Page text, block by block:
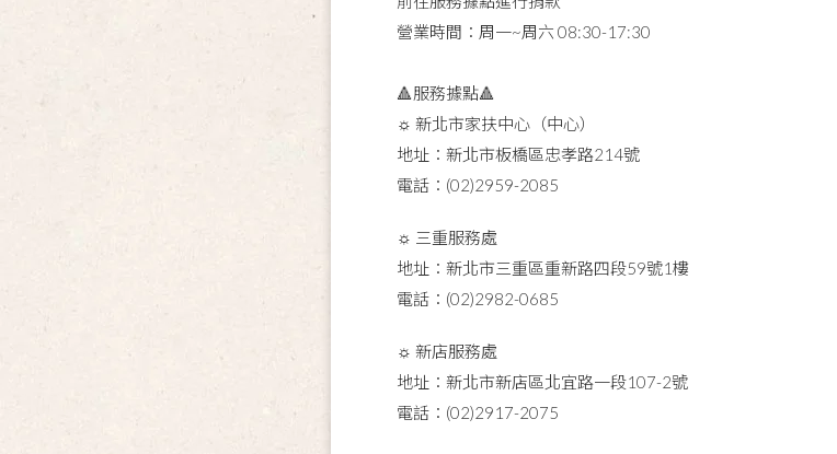
營業時間：周一~周六 08:30-17:30
🔺服務據點🔺
☼ 新北市家扶中心（中心）
地址：新北市板橋區忠孝路214號
電話：(02)2959-2085
☼ 三重服務處
地址：新北市三重區重新路四段59號1樓
電話：(02)2982-0685
☼ 新店服務處
地址：新北市新店區北宜路一段107-2號
電話：(02)2917-2075